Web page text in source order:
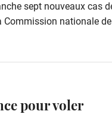
sept nouveaux cas
Commission nationale
pour voler